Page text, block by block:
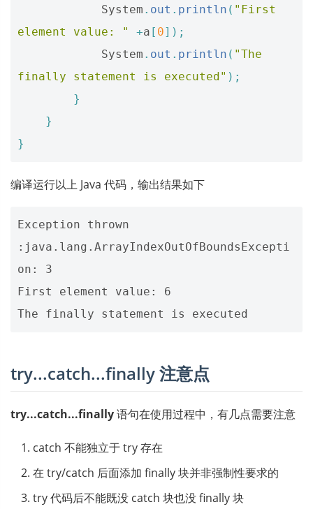
System . out . println ( "First
element value: "
+a [ 0]);
System . out . println ( "The
finally statement is executed" );
}
}
}
编译运行以上 Java 代码，输出结果如下
Exception thrown
:java.lang.ArrayIndexOutOfBoundsExcepti
on: 3
First element value: 6
try...catch...finally 注意点
try...catch...finally语句在使用过程中，有几点需要注意
catch 不能独立于 try 存在
在 try/catch 后面添加 finally 块并非强制性要求的
try 代码后不能既没 catch 块也没 finally 块